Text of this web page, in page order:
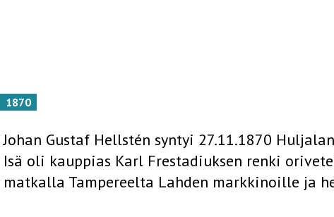
1870
Johan Gustaf Hellstén syntyi 27.11.1870
Isä oli kauppias Karl Frestadiuksen renki
matkalla Tampereelta Lahden markkinoille ja